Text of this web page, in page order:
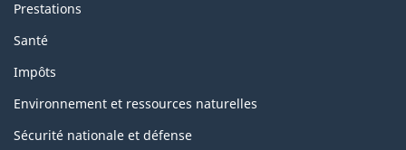
Prestations
Santé
Impôts
Environnement et ressources naturelles
Sécurité nationale et défense